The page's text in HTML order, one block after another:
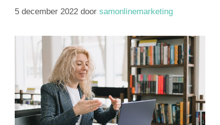
5 december 2022 door samonlinemarketing